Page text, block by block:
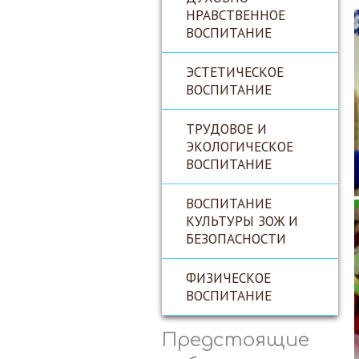
НРАВСТВЕННОЕ
ВОСПИТАНИЕ
ЭСТЕТИЧЕСКОЕ
ВОСПИТАНИЕ
ТРУДОВОЕ И
ЭКОЛОГИЧЕСКОЕ
ВОСПИТАНИЕ
ВОСПИТАНИЕ
КУЛЬТУРЫ ЗОЖ И
БЕЗОПАСНОСТИ
ФИЗИЧЕСКОЕ
ВОСПИТАНИЕ
Предстоящие